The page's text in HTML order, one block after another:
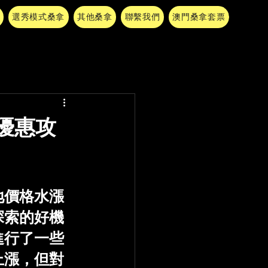
選秀模式桑拿 其他桑拿 聯繫我們 澳門桑拿套票
惠攻
格水漲
的好機
了一些
，但對